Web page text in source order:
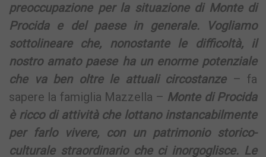
preoccupazione per la situazione di Monte di
Procida e del paese in generale. Vogliamo
sottolineare che, nonostante le difficoltà, il
nostro amato paese ha un enorme potenziale
che va ben oltre le attuali circostanze– fa
sapere la famiglia Mazzella – Monte di Procida
è ricco di attività che lottano instancabilmente
per farlo vivere, con un patrimonio storico-
culturale straordinario che ci inorgoglisce. Le